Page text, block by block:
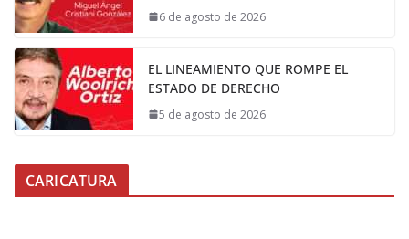
6 de agosto de 2026
EL LINEAMIENTO QUE ROMPE EL
ESTADO DE DERECHO
5 de agosto de 2026
CARICATURA